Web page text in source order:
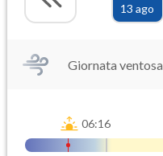
13 ago
Giornata ventosa
06:16